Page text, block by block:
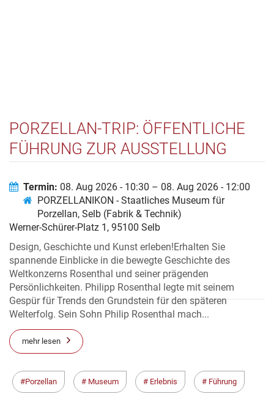
PORZELLAN-TRIP: ÖFFENTLICHE
FÜHRUNG ZUR AUSSTELLUNG
Termin: 08. Aug 2026 - 10:30 – 08. Aug 2026 - 12:00
PORZELLANIKON - Staatliches Museum für
Porzellan, Selb (Fabrik & Technik)
Werner-Schürer-Platz 1, 95100 Selb
Design, Geschichte und Kunst erleben!Erhalten Sie
spannende Einblicke in die bewegte Geschichte des
Weltkonzerns Rosenthal und seiner prägenden
Persönlichkeiten. Philipp Rosenthal legte mit seinem
Gespür für Trends den Grundstein für den späteren
Welterfolg. Sein Sohn Philip Rosenthal mach...
mehr lesen
Porzellan Museum Erlebnis Führung